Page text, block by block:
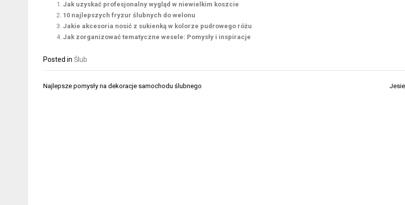
Jak uzyskać profesjonalny wygląd w niewielkim koszcie
10 najlepszych fryzur ślubnych do welonu
Jakie akcesoria nosić z sukienką w kolorze pudrowego różu
Jak zorganizować tematyczne wesele: Pomysły i inspiracje
Posted in Ślub
Nawigacja
Najlepsze pomysły na dekoracje samochodu ślubnego